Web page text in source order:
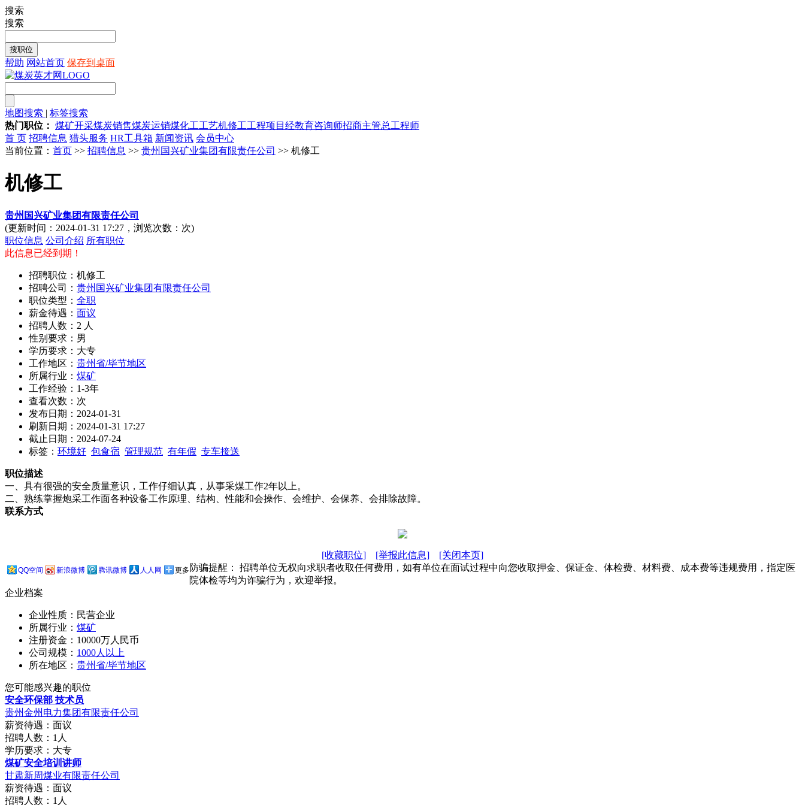
搜索
搜索
帮助 网站首页 保存到桌面
地图搜索 | 标签搜索
热门职位： 煤矿开采煤炭销售煤炭运销煤化工工艺机修工工程项目经教育咨询师招商主管总工程师
首 页 招聘信息 猎头服务 HR工具箱 新闻资讯 会员中心
当前位置： 首页 >> 招聘信息 >> 贵州国兴矿业集团有限责任公司 >> 机修工
机修工
贵州国兴矿业集团有限责任公司
(更新时间：2024-01-31 17:27，浏览次数： 次)
职位信息 公司介绍 所有职位
此信息已经到期！
招聘职位：机修工
招聘公司： 贵州国兴矿业集团有限责任公司
职位类型： 全职
薪金待遇： 面议
招聘人数：2 人
性别要求：男
学历要求：大专
工作地区： 贵州省/毕节地区
所属行业： 煤矿
工作经验：1-3年
查看次数： 次
发布日期：2024-01-31
刷新日期：2024-01-31 17:27
截止日期：2024-07-24
标签： 环境好 包食宿 管理规范 有年假 专车接送
职位描述
一、具有很强的安全质量意识，工作仔细认真，从事采煤工作2年以上。
二、熟练掌握炮采工作面各种设备工作原理、结构、性能和会操作、会维护、会保养、会排除故障。
联系方式
[收藏职位] [举报此信息] [关闭本页]
QQ空间 新浪微博 腾讯微博 人人网 更多 防骗提醒： 招聘单位无权向求职者收取任何费用，如有单位在面试过程中向您收取押金、保证金、体检费、材料费、成本费等违规费用，指定医
院体检等均为诈骗行为，欢迎举报。
企业档案
企业性质：民营企业
所属行业： 煤矿
注册资金：10000万人民币
公司规模： 1000人以上
所在地区： 贵州省/毕节地区
您可能感兴趣的职位
安全环保部 技术员
贵州金州电力集团有限责任公司
薪资待遇：面议
招聘人数：1人
学历要求：大专
煤矿安全培训讲师
甘肃新周煤业有限责任公司
薪资待遇：面议
招聘人数：1人